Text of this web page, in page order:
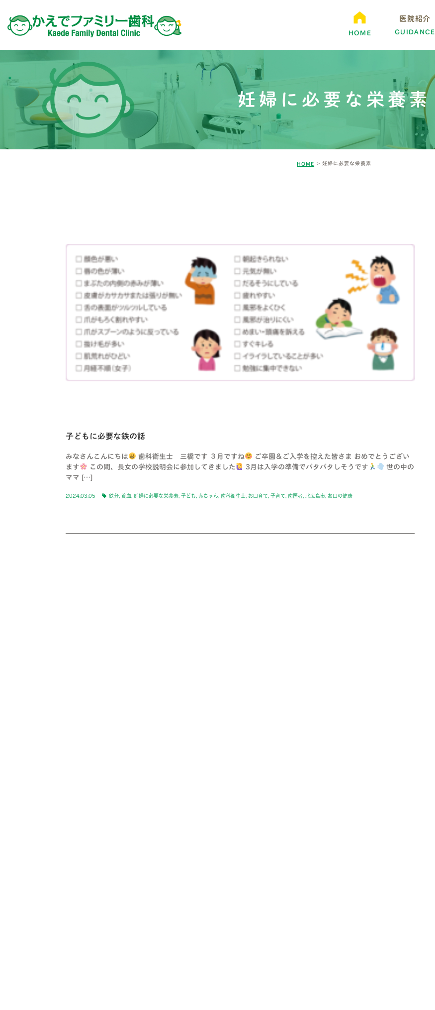
HOME
医院紹介
GUIDANCE
妊婦に必要な栄養素
HOME 妊婦に必要な栄養素
子どもに必要な鉄の話
みなさんこんにちは 歯科衛生士 三橋です ３月ですね
ご卒園＆ご入学を控えた皆さま おめでとうござい
ます
この間、長女の学校説明会に参加してきました 3月は入学の準備でバタバタしそうです
世の中の
ママ […]
2024.03.05 鉄分 貧血 妊婦に必要な栄養素 子ども 赤ちゃん 歯科衛生士 お口育て 子育て 歯医者 北広島市 お口の健康